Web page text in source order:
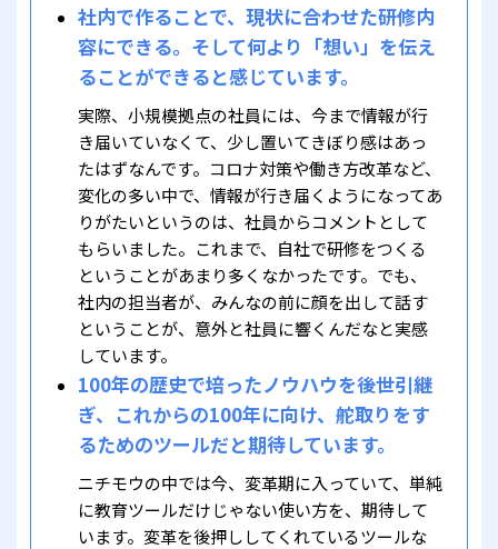
社内で作ることで、現状に合わせた研修内
容にできる。そして何より「想い」を伝え
ることができると感じています。
実際、小規模拠点の社員には、今まで情報が行
き届いていなくて、少し置いてきぼり感はあっ
たはずなんです。コロナ対策や働き方改革など、
変化の多い中で、情報が行き届くようになってあ
りがたいというのは、社員からコメントとして
もらいました。これまで、自社で研修をつくる
ということがあまり多くなかったです。でも、
社内の担当者が、みんなの前に顔を出して話す
ということが、意外と社員に響くんだなと実感
しています。
100年の歴史で培ったノウハウを後世引継
ぎ、これからの100年に向け、舵取りをす
るためのツールだと期待しています。
ニチモウの中では今、変革期に入っていて、単純
に教育ツールだけじゃない使い方を、期待して
います。変革を後押ししてくれているツールな